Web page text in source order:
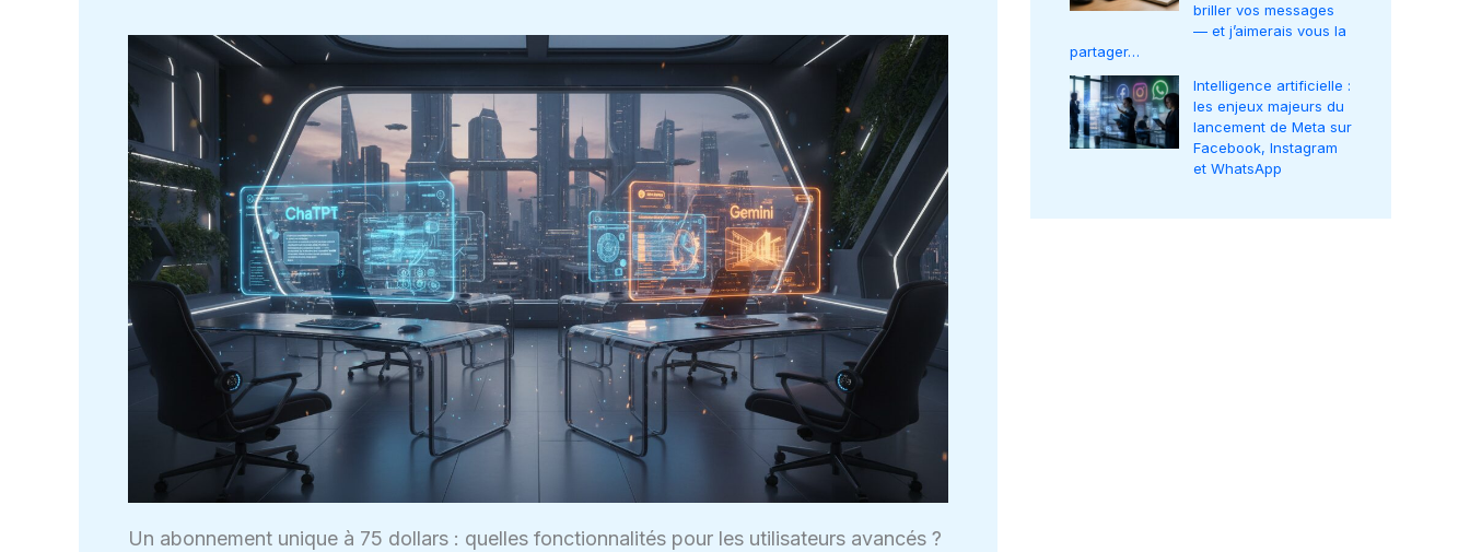
Un abonnement unique à 75 dollars : quelles fonctionnalités pour les utilisateurs avancés ?
briller vos messages
— et j’aimerais vous la
partager…
Intelligence artificielle :
les enjeux majeurs du
lancement de Meta sur
Facebook, Instagram
et WhatsApp